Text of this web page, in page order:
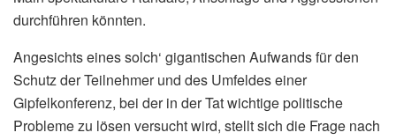
durchführen könnten.
Angesichts eines solch‘ gigantischen Aufwands für den
Schutz der Teilnehmer und des Umfeldes einer
Gipfelkonferenz, bei der in der Tat wichtige politische
Probleme zu lösen versucht wird, stellt sich die Frage nach